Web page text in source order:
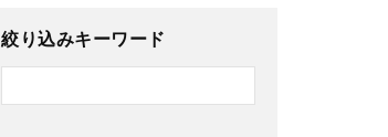
絞り込みキーワード